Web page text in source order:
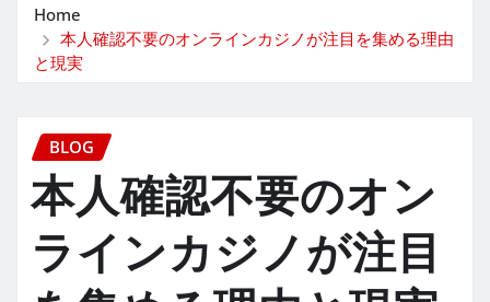
Home
本人確認不要のオンラインカジノが注目を集める理由
と現実
BLOG
本人確認不要のオン
ラインカジノが注目